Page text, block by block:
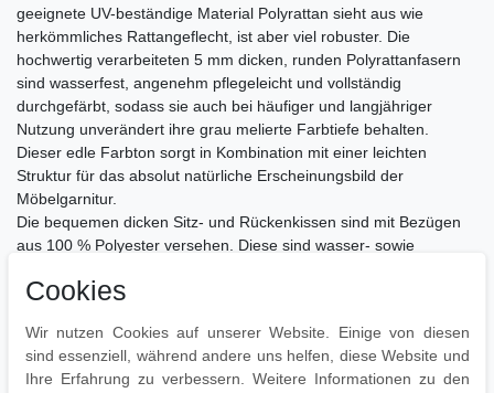
geeignete UV-beständige Material Polyrattan sieht aus wie
herkömmliches Rattangeflecht, ist aber viel robuster. Die
hochwertig verarbeiteten 5 mm dicken, runden Polyrattanfasern
sind wasserfest, angenehm pflegeleicht und vollständig
durchgefärbt, sodass sie auch bei häufiger und langjähriger
Nutzung unverändert ihre grau melierte Farbtiefe behalten.
Dieser edle Farbton sorgt in Kombination mit einer leichten
Struktur für das absolut natürliche Erscheinungsbild der
Möbelgarnitur.
Die bequemen dicken Sitz- und Rückenkissen sind mit Bezügen
aus 100 % Polyester versehen. Diese sind wasser- sowie
lange haltbar. Dank der verdeckt eingenähten Reißverschlüsse
waschen.
Der Rahmen bzw. das Untergestell der einzelnen Möbelstücke ist
aus stabilem, pulverbeschichtetem Aluminium gefertigt –
Cookies
Wir nutzen Cookies auf unserer Website. Einige von diesen
sind essenziell, während andere uns helfen, diese Website und
Ihre Erfahrung zu verbessern. Weitere Informationen zu den